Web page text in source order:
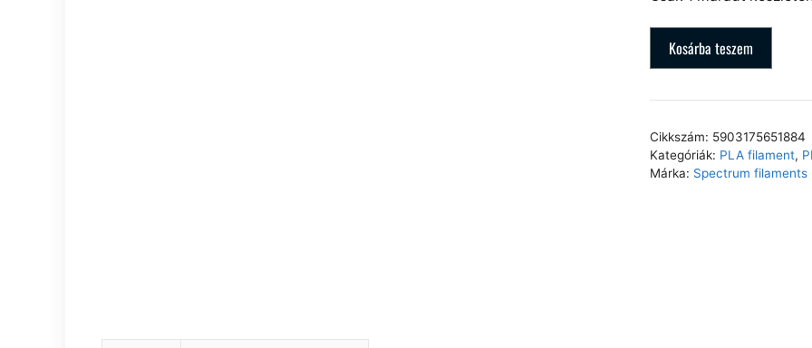
Kosárba teszem
Cikkszám: 5903175651884
Kategóriák: PLA filament,
Márka: Spectrum filaments